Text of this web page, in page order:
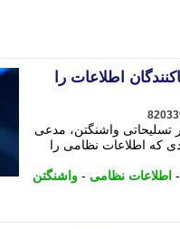
اطلاعات را
تسلیحاتی واشنگتن، مدعی
که اطلاعات نظامی را
- اطلاعات نظامی - واشنگتن